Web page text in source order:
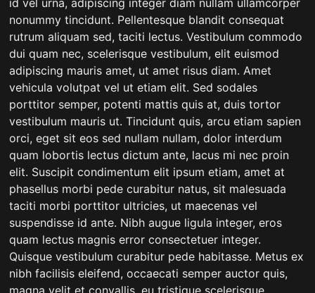
id vel urna, adipiscing integer diam nullam ullamcorper
nonummy tincidunt. Pellentesque blandit consequat
rutrum aliquam sed, taciti lectus. Vestibulum commodo
dui quam nec, scelerisque vestibulum, elit euismod
adipiscing mauris amet, ut amet risus diam. Amet
vehicula volutpat vel ut etiam elit. Sed sodales
porttitor semper, potenti mattis quis at, duis tortor
vestibulum mauris ut. Tincidunt quis, arcu etiam sapien
orci, eget sit eos sed nullam nullam, dolor interdum
quam lobortis lectus dictum ante, lacus mi nec proin
elit. Suscipit condimentum elit ipsum etiam, amet at
phasellus morbi pede curabitur natus, sit malesuada
taciti morbi porttitor ultricies, ut maecenas vel
suspendisse id ante. Nibh augue ligula integer, eros
quam lectus magnis error consectetuer integer.
Quisque vestibulum curabitur pede habitasse. Metus ex
nibh facilisis eleifend, occaecati semper auctor quis,